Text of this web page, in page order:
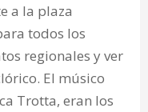
a la plaza
todos los
regionales y ver
El músico
Trotta, eran los